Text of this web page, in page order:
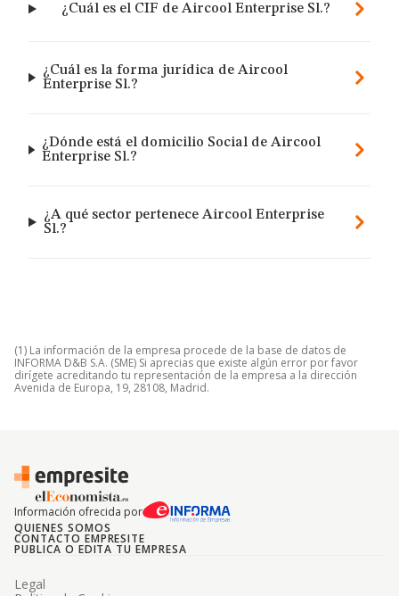
¿Cuál es el CIF de Aircool Enterprise Sl.?
¿Cuál es la forma jurídica de Aircool
Enterprise Sl.?
¿Dónde está el domicilio Social de Aircool
Enterprise Sl.?
¿A qué sector pertenece Aircool Enterprise
Sl.?
(1) La información de la empresa procede de la base de datos de
INFORMA D&B S.A. (SME) Si aprecias que existe algún error por favor
dirígete acreditando tu representación de la empresa a la dirección
Avenida de Europa, 19, 28108, Madrid.
Información ofrecida por
QUIENES SOMOS
CONTACTO EMPRESITE
PUBLICA O EDITA TU EMPRESA
Legal